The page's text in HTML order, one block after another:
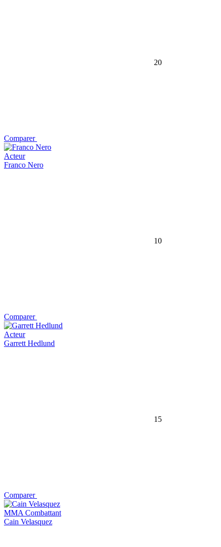
20
Comparer
Acteur
Franco Nero
10
Comparer
Acteur
Garrett Hedlund
15
Comparer
MMA Combattant
Cain Velasquez